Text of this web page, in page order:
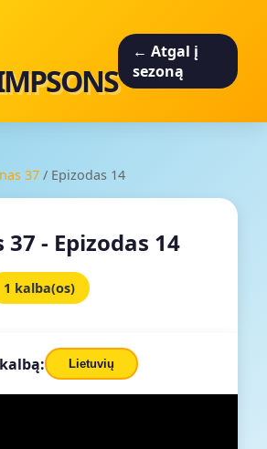
← Atgal į
sezoną
37 / Epizodas 14
37 - Epizodas 14
1 kalba(os)
Lietuvių